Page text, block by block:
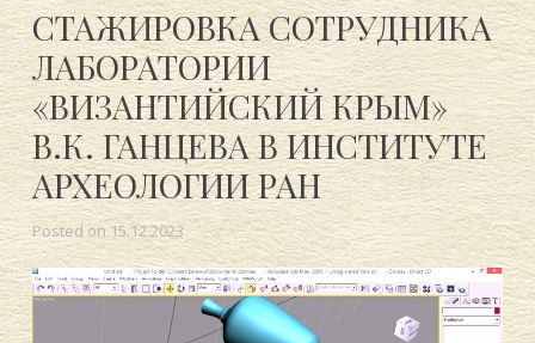
СТАЖИРОВКА СОТРУДНИКА
ЛАБОРАТОРИИ
«ВИЗАНТИЙСКИЙ КРЫМ»
В.К. ГАНЦЕВА В ИНСТИТУТЕ
АРХЕОЛОГИИ РАН
Posted on15.12.2023